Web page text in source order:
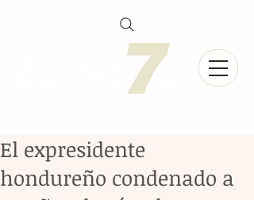
El expresidente
hondureño condenado a